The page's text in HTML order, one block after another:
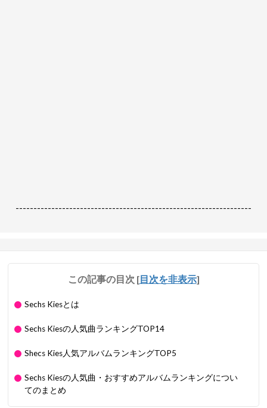
------------------------------------------------------------------
この記事の目次 [目次を非表示]
Sechs Kiesとは
Sechs Kiesの人気曲ランキングTOP14
Shecs Kies人気アルバムランキングTOP5
Sechs Kiesの人気曲・おすすめアルバムランキングについ
てのまとめ